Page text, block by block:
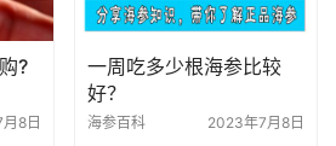
?
8日
一周吃多少根海参比较
好？
海参百科 2023年7月8日